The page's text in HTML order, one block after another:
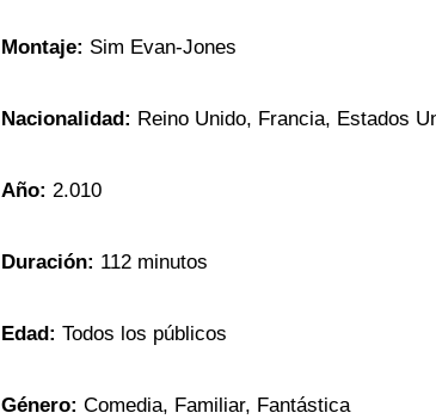
Montaje: Sim Evan-Jones
Nacionalidad: Reino Unido, Francia, Estados
Año: 2.010
Duración: 112 minutos
Edad: Todos los públicos
Género: Comedia, Familiar, Fantástica